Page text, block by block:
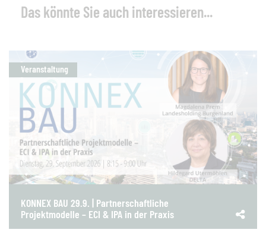
Das könnte Sie auch interessieren...
Veranstaltung
KONNEX BAU 29.9. | Partnerschaftliche
Projektmodelle – ECI & IPA in der Praxis